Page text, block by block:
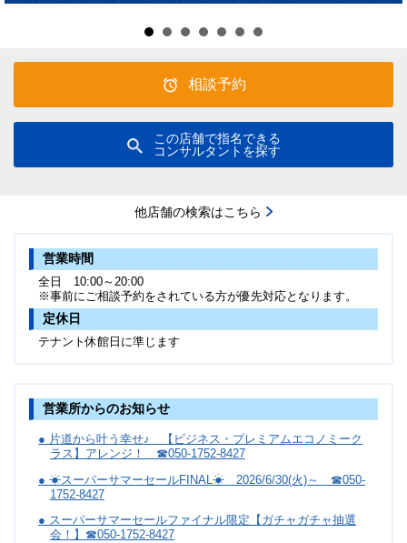
相談予約
この店舗で指名できる
コンサルタントを探す
他店舗の検索はこちら
営業時間
全日 10:00～20:00
※事前にご相談予約をされている方が優先対応となります。
定休日
テナント休館日に準じます
営業所からのお知らせ
● 片道から叶う幸せ♪ 【ビジネス・プレミアムエコノミーク
ラス】アレンジ！ ☎050-1752-8427
● ☀スーパーサマーセールFINAL☀ 2026/6/30(火)～ ☎050-
1752-8427
● スーパーサマーセールファイナル限定【ガチャガチャ抽選
会！】☎050-1752-8427